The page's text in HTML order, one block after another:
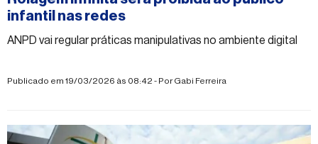
infantil nas redes
ANPD vai regular práticas manipulativas no ambiente digital
Publicado em 19/03/2026 às 08:42 - PorGabi Ferreira